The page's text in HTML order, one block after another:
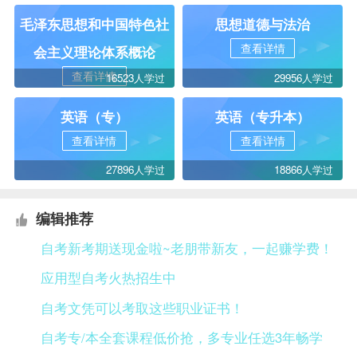
毛泽东思想和中国特色社
会主义理论体系概论
查看详情16523人学过
思想道德与法治
查看详情
29956人学过
英语（专）
查看详情
27896人学过
英语（专升本）
查看详情
18866人学过
编辑推荐
自考新考期送现金啦~老朋带新友，一起赚学费！
应用型自考火热招生中
自考文凭可以考取这些职业证书！
自考专/本全套课程低价抢，多专业任选3年畅学